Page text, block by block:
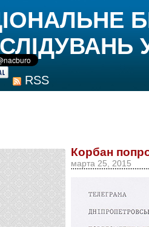
RSS
Корбан
марта 25, 2015